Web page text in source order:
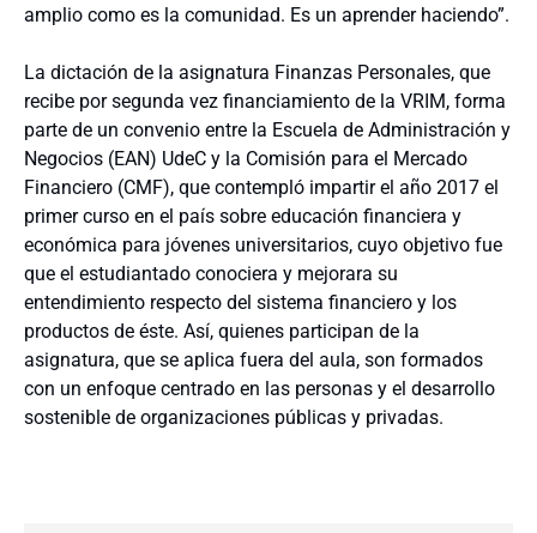
amplio como es la comunidad. Es un aprender haciendo”.
La dictación de la asignatura Finanzas Personales, que
recibe por segunda vez financiamiento de la VRIM, forma
parte de un convenio entre la Escuela de Administración y
Negocios (EAN) UdeC y la Comisión para el Mercado
Financiero (CMF), que contempló impartir el año 2017 el
primer curso en el país sobre educación financiera y
económica para jóvenes universitarios, cuyo objetivo fue
que el estudiantado conociera y mejorara su
entendimiento respecto del sistema financiero y los
productos de éste. Así, quienes participan de la
asignatura, que se aplica fuera del aula, son formados
con un enfoque centrado en las personas y el desarrollo
sostenible de organizaciones públicas y privadas.